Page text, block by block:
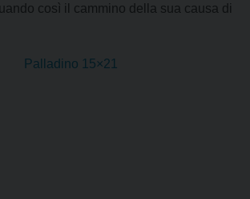
così il cammino della sua causa di
Palladino 15×21